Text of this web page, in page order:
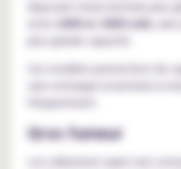
2000 et 3000 mAh
plus grande capacité.
Ces modèles permettent de
sans recharger la batterie ni
fréquemment.
Gros fumeur
Les utilisateurs ayant une